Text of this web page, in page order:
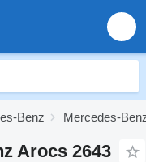
Benz Mercedes-
Arocs 2643